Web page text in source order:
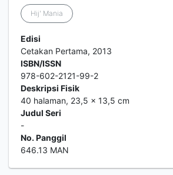
Hij' Mania
Edisi
Cetakan Pertama, 2013
ISBN/ISSN
978-602-2121-99-2
Deskripsi Fisik
40 halaman, 23,5 x 13,5 cm
Judul Seri
-
No. Panggil
646.13 MAN